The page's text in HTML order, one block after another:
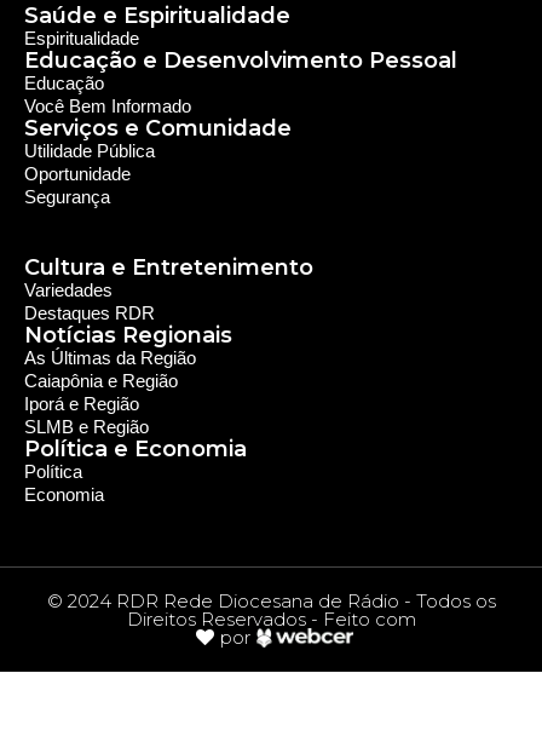
Saúde e Espiritualidade
Espiritualidade
Educação e Desenvolvimento Pessoal
Educação
Você Bem Informado
Serviços e Comunidade
Utilidade Pública
Oportunidade
Segurança
Cultura e Entretenimento
Política e Economia
Notícias Regionais
Política
Economia
As Últimas da Região
Caiapônia e Região
Iporá e Região
SLMB e Região
Variedades
Destaques RDR
© 2024 RDR Rede Diocesana de Rádio - Todos os
Direitos Reservados - Feito com
por